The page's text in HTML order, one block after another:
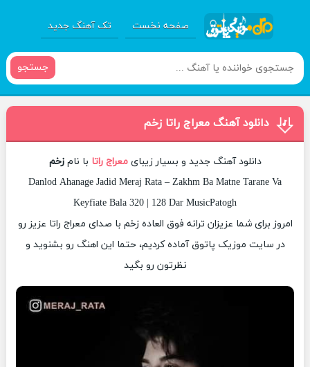
صفحه نخست تک آهنگ جدید
جستجو
دانلود آهنگ معراج راتا زخم
دانلود آهنگ جدید و بسیار زیبایمعراج راتا با نامزخم
Danlod Ahanage Jadid Meraj Rata – Zakhm Ba Matne Tarane Va
Keyfiate Bala 320 | 128 Dar MusicPatogh
امروز برای شما عزیزان ترانه فوق العاده زخم با صدای معراج راتا عزیز رو
در سایت موزیک پاتوق آماده کردیم، حتما این اهنگ رو بشنوید و
نظرتون رو بگید